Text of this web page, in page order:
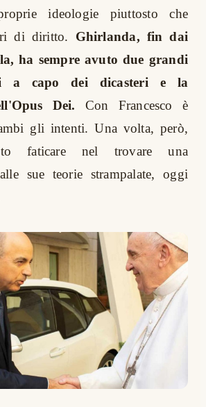
ideologie piuttosto che
di diritto. Ghirlanda, fin dai
ha sempre avuto due grandi
a capo dei dicasteri e la
Dei. Con Francesco è
gli intenti. Una volta, però,
faticare nel trovare una
sue teorie strampalate, oggi